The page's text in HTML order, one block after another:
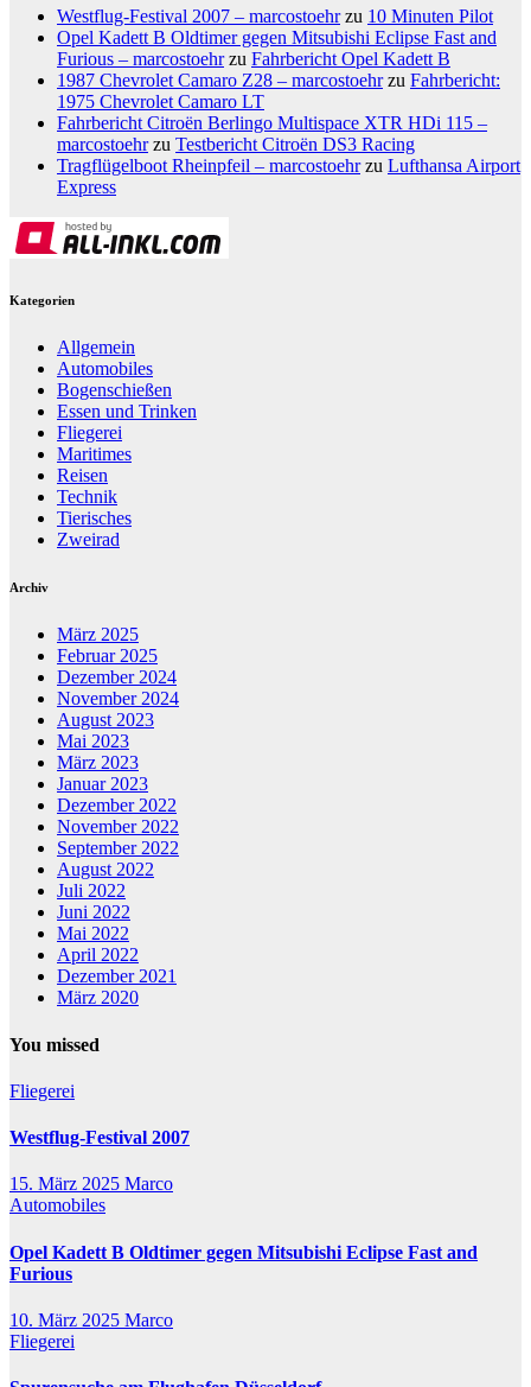
Westflug-Festival 2007 – marcostoehrzu 10 Minuten Pilot
Opel Kadett B Oldtimer gegen Mitsubishi Eclipse Fast and
Furious – marcostoehrzu Fahrbericht Opel Kadett B
1987 Chevrolet Camaro Z28 – marcostoehrzu Fahrbericht:
1975 Chevrolet Camaro LT
Fahrbericht Citroën Berlingo Multispace XTR HDi 115 –
marcostoehrzu Testbericht Citroën DS3 Racing
Tragflügelboot Rheinpfeil – marcostoehrzu Lufthansa Airport
Express
Kategorien
Allgemein
Automobiles
Bogenschießen
Essen und Trinken
Fliegerei
Maritimes
Reisen
Technik
Tierisches
Zweirad
Archiv
März 2025
Februar 2025
Dezember 2024
November 2024
August 2023
Mai 2023
März 2023
Januar 2023
Dezember 2022
November 2022
September 2022
August 2022
Juli 2022
Juni 2022
Mai 2022
April 2022
Dezember 2021
März 2020
You missed
Fliegerei
Westflug-Festival 2007
15. März 2025 Marco
Automobiles
Opel Kadett B Oldtimer gegen Mitsubishi Eclipse Fast and
Furious
10. März 2025 Marco
Fliegerei